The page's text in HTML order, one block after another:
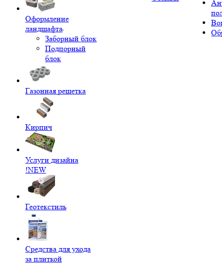
Оформление
ландшафта
Заборный блок
Подпорный
блок
Газонная решетка
Кирпич
Услуги дизайна
!NEW
Геотекстиль
Средства для ухода
за плиткой